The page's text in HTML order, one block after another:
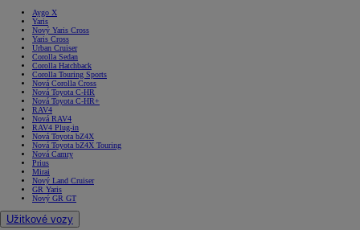
Aygo X
Yaris
Nový Yaris Cross
Yaris Cross
Urban Cruiser
Corolla Sedan
Corolla Hatchback
Corolla Touring Sports
Nová Corolla Cross
Nová Toyota C-HR
Nová Toyota C-HR+
RAV4
Nová RAV4
RAV4 Plug-in
Nová Toyota bZ4X
Nová Toyota bZ4X Touring
Nová Camry
Prius
Mirai
Nový Land Cruiser
GR Yaris
Nový GR GT
Užitkové vozy